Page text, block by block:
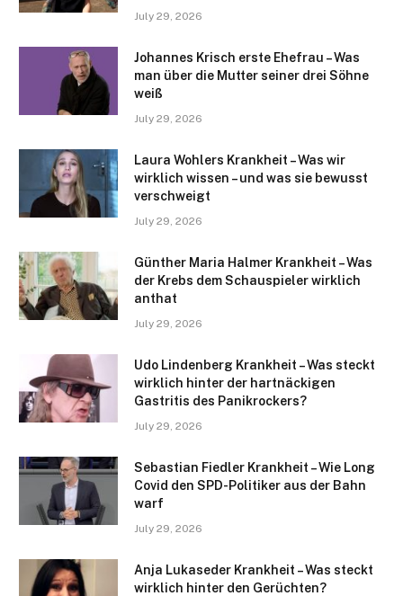
July 29, 2026
Johannes Krisch erste Ehefrau – Was
man über die Mutter seiner drei Söhne
weiß
July 29, 2026
Laura Wohlers Krankheit – Was wir
wirklich wissen – und was sie bewusst
verschweigt
July 29, 2026
Günther Maria Halmer Krankheit – Was
der Krebs dem Schauspieler wirklich
anthat
July 29, 2026
Udo Lindenberg Krankheit – Was steckt
wirklich hinter der hartnäckigen
Gastritis des Panikrockers?
July 29, 2026
Sebastian Fiedler Krankheit – Wie Long
Covid den SPD-Politiker aus der Bahn
warf
July 29, 2026
Anja Lukaseder Krankheit – Was steckt
wirklich hinter den Gerüchten?